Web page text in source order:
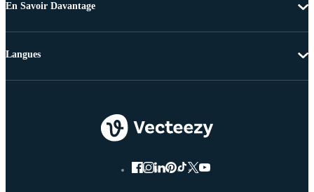
En Savoir Davantage
Langues